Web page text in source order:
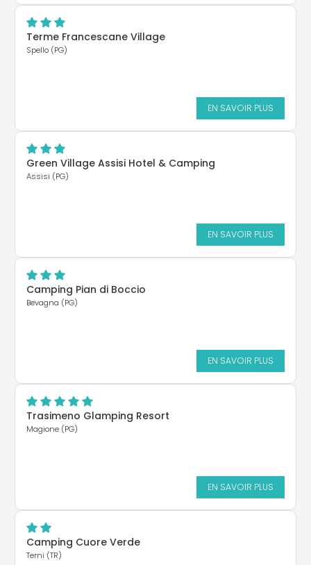
Terme Francescane Village
Spello (PG)
EN SAVOIR PLUS
Green Village Assisi Hotel & Camping
Assisi (PG)
EN SAVOIR PLUS
Camping Pian di Boccio
Bevagna (PG)
EN SAVOIR PLUS
Trasimeno Glamping Resort
Magione (PG)
EN SAVOIR PLUS
Camping Cuore Verde
Terni (TR)